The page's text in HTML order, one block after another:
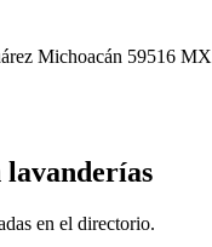
Michoacán 59516 MX
lavanderías
en el directorio.